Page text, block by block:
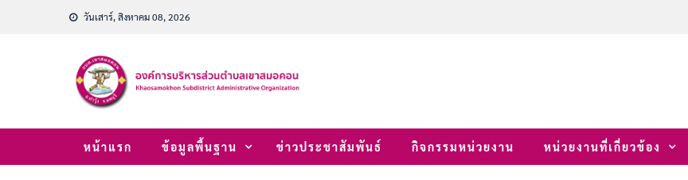
วันเสาร์, สิงหาคม 08, 2026
หน้าแรก ข้อมูลพื้นฐาน ข่าวประชาสัมพันธ์ กิจกรรมหน่วยงาน หน่วยงานที่เกี่ยวข้อง